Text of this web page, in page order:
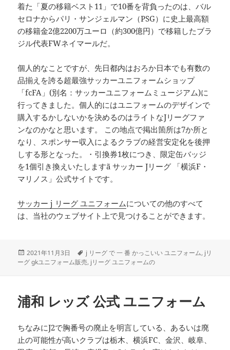
着た「夏の移籍ベスト11」で10番を背負ったのは、バル
セロナからパリ・サンジェルマン（PSG）に史上最高額
の移籍金2億2200万ユーロ（約300億円）で移籍したブラ
ジル代表FWネイマールだ。
個人的なことですが、先日都内はおろか日本でも有数の
品揃えを誇る超最強サッカーユニフォームショップ
「fcFA」(別名：サッカーユニフォームミュージアム)に
行ってきました。個人的にはユニフォームのデザインで
購入するかしないかを決めるのはライトなJリーグファ
ンなのかなと思います。 この地点で掲出箇所は7か所と
なり、スポンサー収入によるクラブの経営安定化を後押
しする形となった。・引換券1枚につき、限定缶バッジ
を1個引き換えいたしますã サッカー Jリーグ 「横浜F・
マリノス」公式サイトです。
サッカー j リーグ ユニフォームについての他のすべて
は、当社のウェブサイト上で見つけることができます。
投
稿
2021年11月3日
タ
グ
j リーグ で 一 番 かっこいい ユニフォーム, jリ
ーグ gkユニフォーム販売, jリーグ ユニフォームの
浦和 レッズ 公式 ユニフォーム
ちなみにJ2で胸番号の廃止を明言している、あるいは廃
止の可能性が高いクラブは栃木、横浜FC、金沢、岐阜、